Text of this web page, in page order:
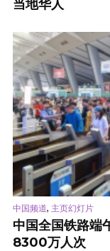
当地华人
中国频道, 主页幻灯片
中国全国铁路端
8300万人次